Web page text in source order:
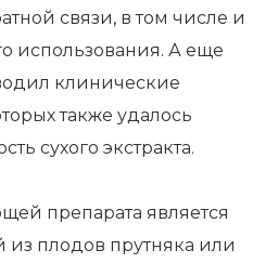
связи, в том числе и
использования. А еще
клинические
также удалось
сухого экстракта.
препарата является
из плодов прутняка или